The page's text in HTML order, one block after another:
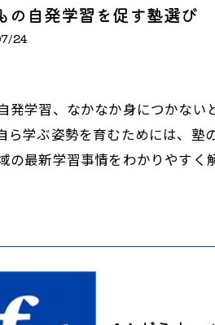
の自発学習を促す塾選び
24
発学習、なかなか身につかな
ら学ぶ姿勢を育むためには、
の最新学習事情をわかりやす